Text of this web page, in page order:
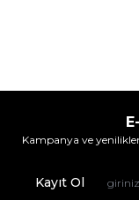
Kampanya ve
Kayıt Ol